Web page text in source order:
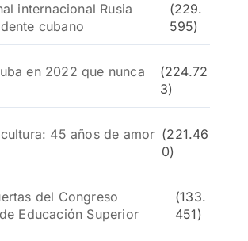
internacional Rusia
cubano
(229.
595)
en 2022 que nunca
(224.72
3)
45 años de amor (221.46
0)
del Congreso
Educación Superior
(133.
451)